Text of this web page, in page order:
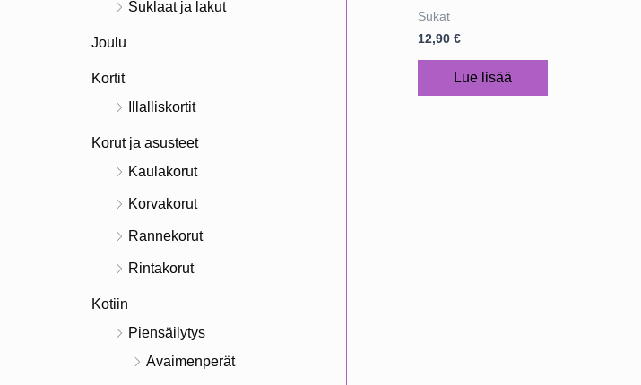
Suklaat ja lakut
Joulu
Kortit
Illalliskortit
Korut ja asusteet
Kaulakorut
Korvakorut
Rannekorut
Rintakorut
Kotiin
Piensäilytys
Avaimenperät
Sukat
12,90€
Lue lisää